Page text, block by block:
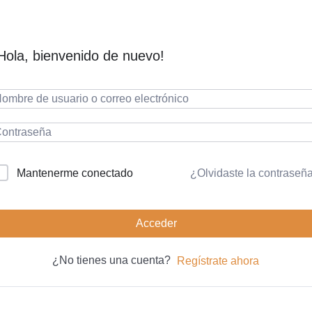
bienvenido de nuevo!
Mantenerme conectado ¿Olvidaste la
Acceder
¿No tienes una cuenta? Regístrate ahora